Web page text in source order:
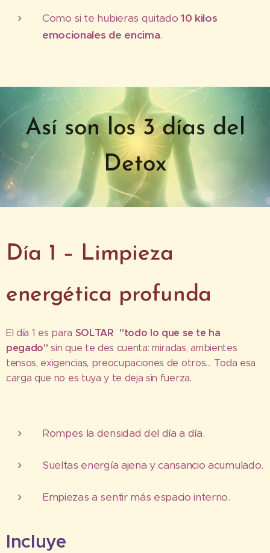
Como si te hubieras quitado10 kilos
emocionales de encima.
Así son los 3 días del
Detox
Día 1 – Limpieza
energética profunda
El día 1 es para SOLTAR "todo lo que se te ha
pegado" sin que te des cuenta: miradas, ambientes
tensos, exigencias, preocupaciones de otros… Toda esa
carga que no es tuya y te deja sin fuerza.
Rompes la densidad del día a día.
Sueltas energía ajena y cansancio acumulado.
Empiezas a sentir más espacio interno.
Incluye